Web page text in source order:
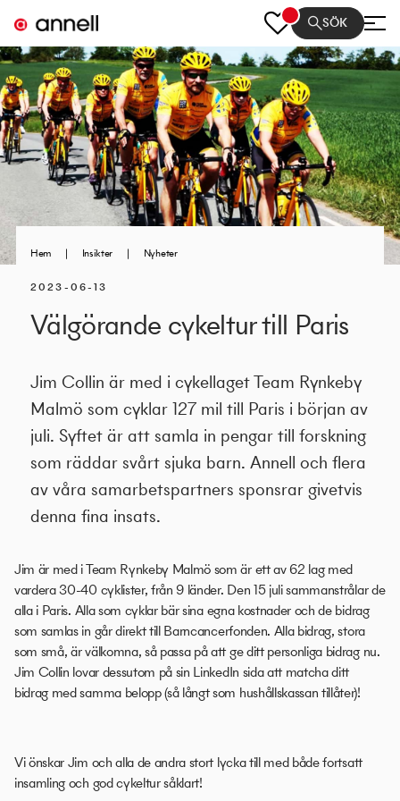
SÖK
Hem | Insikter | Nyheter
2023-06-13
Välgörande cykeltur till Paris
Jim Collin är med i cykellaget Team Rynkeby
Malmö som cyklar 127 mil till Paris i början av
juli. Syftet är att samla in pengar till forskning
som räddar svårt sjuka barn. Annell och flera
av våra samarbetspartners sponsrar givetvis
denna fina insats.
Jim är med i Team Rynkeby Malmö som är ett av 62 lag med
vardera 30-40 cyklister, från 9 länder. Den 15 juli sammanstrålar de
alla i Paris. Alla som cyklar bär sina egna kostnader och de bidrag
som samlas in går direkt till Barncancerfonden. Alla bidrag, stora
som små, är välkomna, så passa på att ge ditt personliga bidrag nu.
Jim Collin lovar dessutom på sin LinkedIn sida att matcha ditt
bidrag med samma belopp (så långt som hushållskassan tillåter)!
Vi önskar Jim och alla de andra stort lycka till med både fortsatt
insamling och god cykeltur såklart!